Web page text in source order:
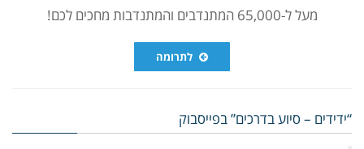
מעל ל-65,000 המתנדבים והמתנדבות מחכים לכם!
לתרומה
“ידידים – סיוע בדרכים” בפייסבוק